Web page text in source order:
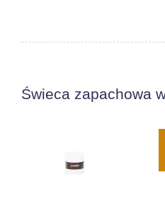
Świeca zapachowa